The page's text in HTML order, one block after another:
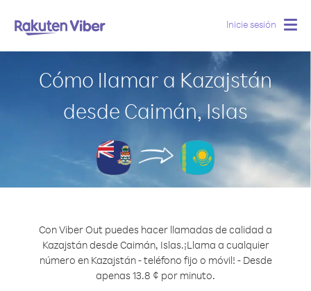
Inicie sesión
Cómo llamar a Kazajstán
desde Caimán, Islas
Con Viber Out puedes hacer llamadas de calidad a
Kazajstán desde Caimán, Islas.¡Llama a cualquier
número en Kazajstán - teléfono fijo o móvil! - Desde
apenas 13.8 ¢ por minuto.